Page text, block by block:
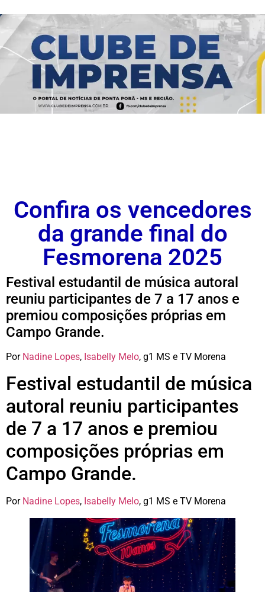
Confira os vencedores
da grande final do
Fesmorena 2025
Festival estudantil de música autoral
reuniu participantes de 7 a 17 anos e
premiou composições próprias em
Campo Grande.
Por Nadine Lopes, Isabelly Melo, g1 MS e TV Morena
Festival estudantil de música
autoral reuniu participantes
de 7 a 17 anos e premiou
composições próprias em
Campo Grande.
Por Nadine Lopes, Isabelly Melo, g1 MS e TV Morena